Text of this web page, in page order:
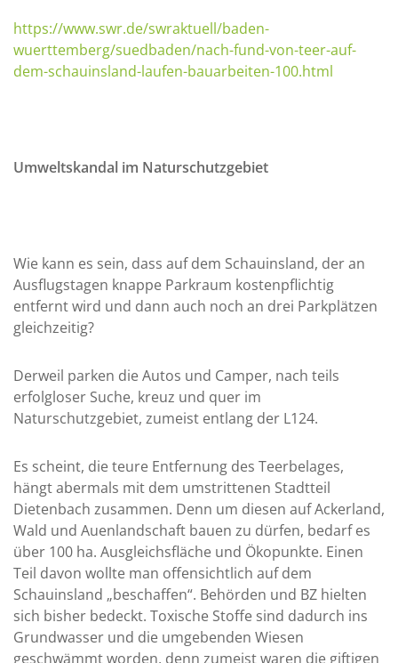
https://www.swr.de/swraktuell/baden-
wuerttemberg/suedbaden/nach-fund-von-teer-auf-
dem-schauinsland-laufen-bauarbeiten-100.html
Umweltskandal im Naturschutzgebiet
Wie kann es sein, dass auf dem Schauinsland, der an
Ausflugstagen knappe Parkraum kostenpflichtig
entfernt wird und dann auch noch an drei Parkplätzen
gleichzeitig?
Derweil parken die Autos und Camper, nach teils
erfolgloser Suche, kreuz und quer im
Naturschutzgebiet, zumeist entlang der L124.
Es scheint, die teure Entfernung des Teerbelages,
hängt abermals mit dem umstrittenen Stadtteil
Dietenbach zusammen. Denn um diesen auf Ackerland,
Wald und Auenlandschaft bauen zu dürfen, bedarf es
über 100 ha. Ausgleichsfläche und Ökopunkte. Einen
Teil davon wollte man offensichtlich auf dem
Schauinsland „beschaffen“. Behörden und BZ hielten
sich bisher bedeckt. Toxische Stoffe sind dadurch ins
Grundwasser und die umgebenden Wiesen
geschwämmt worden, denn zumeist waren die giftigen